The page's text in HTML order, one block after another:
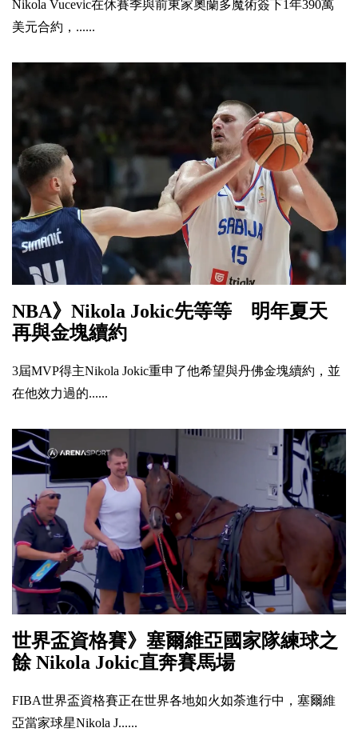
Nikola Vucevic在休賽季與前東家奧蘭多魔術簽下1年390萬
美元合約，......
NBA》Nikola Jokic先等等 明年夏天
再與金塊續約
3屆MVP得主Nikola Jokic重申了他希望與丹佛金塊續約，並
在他效力過的......
世界盃資格賽》塞爾維亞國家隊練球之
餘 Nikola Jokic直奔賽馬場
FIBA世界盃資格賽正在世界各地如火如荼進行中，塞爾維
亞當家球星Nikola J......